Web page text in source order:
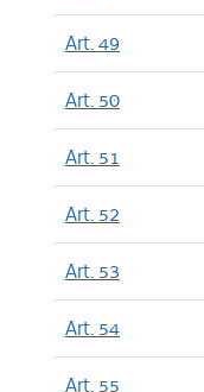
Art. 49
Art. 50
Art. 51
Art. 52
Art. 53
Art. 54
Art. 55